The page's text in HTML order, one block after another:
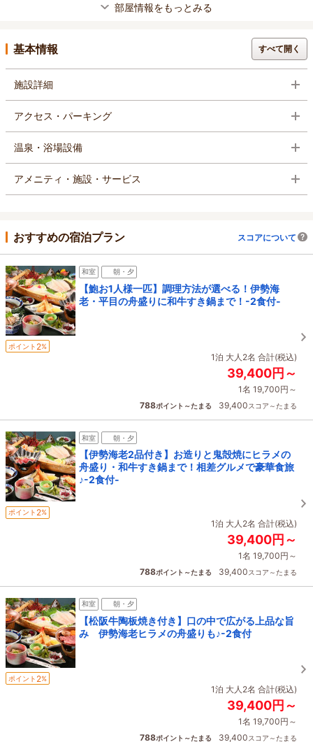
部屋情報をもっとみる
基本情報 すべて開く
施設詳細
アクセス・パーキング
温泉・浴場設備
アメニティ・施設・サービス
おすすめの宿泊プラン スコアについて
和室 朝・夕
【鮑お1人様一匹】調理方法が選べる！伊勢海
老・平目の舟盛りに和牛すき鍋まで！-2食付-
ポイント 2%
1泊 大人2名 合計(税込)
39,400円～
1名 19,700円～
788ポイント～たまる 39,400スコア～たまる
和室 朝・夕
【伊勢海老2品付き】お造りと鬼殻焼にヒラメの
舟盛り・和牛すき鍋まで！相差グルメで豪華食旅
♪-2食付-
ポイント 2%
1泊 大人2名 合計(税込)
39,400円～
1名 19,700円～
788ポイント～たまる 39,400スコア～たまる
和室 朝・夕
【松阪牛陶板焼き付き】口の中で広がる上品な旨
み 伊勢海老ヒラメの舟盛りも♪-2食付
ポイント 2%
1泊 大人2名 合計(税込)
39,400円～
1名 19,700円～
788ポイント～たまる 39,400スコア～たまる